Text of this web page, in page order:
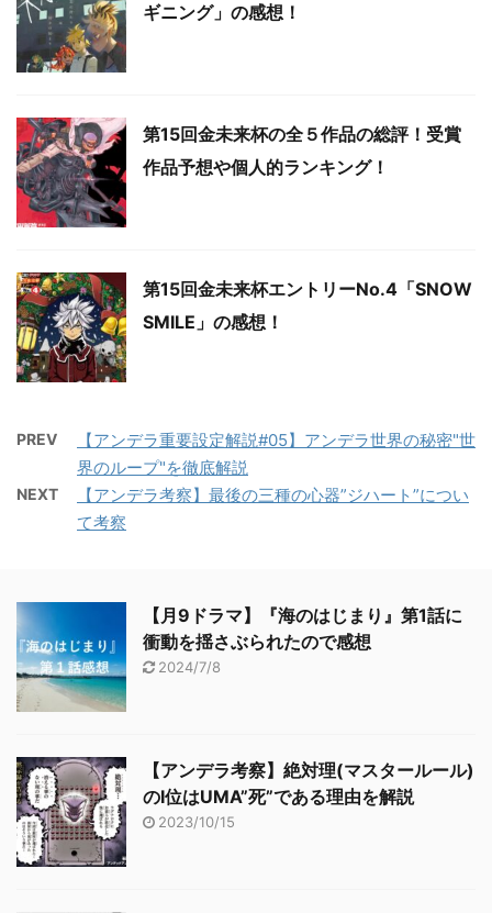
ギニング」の感想！
第15回金未来杯の全５作品の総評！受賞
作品予想や個人的ランキング！
第15回金未来杯エントリーNo.4「SNOW
SMILE」の感想！
PREV
【アンデラ重要設定解説#05】アンデラ世界の秘密"世
界のループ"を徹底解説
NEXT
【アンデラ考察】最後の三種の心器”ジハート”につい
て考察
【月9ドラマ】『海のはじまり』第1話に
衝動を揺さぶられたので感想
2024/7/8
【アンデラ考察】絶対理(マスタールール)
のⅠ位はUMA”死”である理由を解説
2023/10/15